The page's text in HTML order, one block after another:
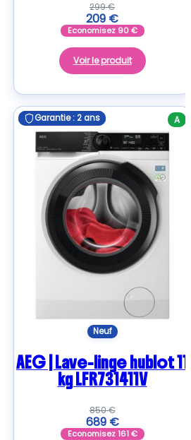
299€
209 €
Economisez 90€
Voir le produit
A
Garantie : 2 ans
Neuf
Garantie : 2 ans
AEG | Lave-linge hublot 11
kg LFR731411V
850€
689 €
Economisez161€